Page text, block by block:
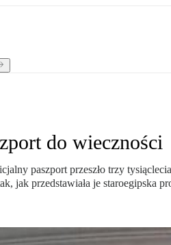
do wieczności
paszport przeszło trzy
jak przedstawiała je staroegipska